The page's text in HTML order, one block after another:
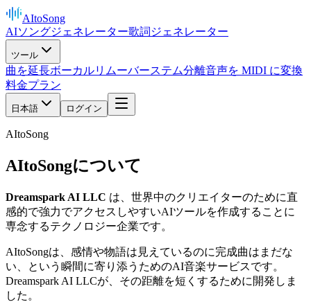
AItoSong
AIソングジェネレーター歌詞ジェネレーター
ツール
曲を延長ボーカルリムーバーステム分離音声を MIDI に変換
料金プラン
日本語 ログイン
AItoSong
AItoSongについて
Dreamspark AI LLC は、世界中のクリエイターのために直
感的で強力でアクセスしやすいAIツールを作成することに
専念するテクノロジー企業です。
AItoSongは、感情や物語は見えているのに完成曲はまだな
い、という瞬間に寄り添うためのAI音楽サービスです。
Dreamspark AI LLCが、その距離を短くするために開発しま
した。